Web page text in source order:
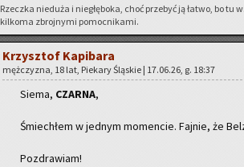
Rzecz­ka nie­du­ża i nie­głę­bo­ka, choć prze­być ją łatwo, bo
kil­ko­ma zbroj­ny­mi po­moc­ni­ka­mi.
Krzysz­tof Ka­pi­ba­ra
męż­czy­zna, 18 lat, Pie­ka­ry Ślą­skie | 17.06.26, g. 18:37
Siema, CZAR­NA,
Śmie­chłem w jed­nym mo­men­cie. Faj­nie, że
Po­zdra­wiam!